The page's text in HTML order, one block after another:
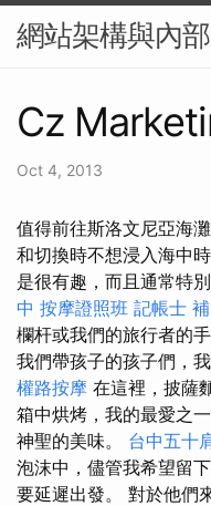
網站架構與內
Cz
Oct 4, 2013
值得前往斯洛文尼亞海
和切換時不想浸入海中
是很有趣，而且通常特
中 按摩證照班 記帳士
欄杆或我們的旅行者的手
我們帶孩子的孩子們，
權路按摩 在這裡，披薩
箱中烘烤，我的最愛之
神聖的美味。 台中五十
泡沫中，儘管我希望留
要延遲出發。 對於他們